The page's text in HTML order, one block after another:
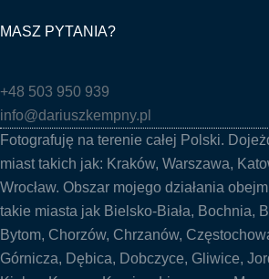
MASZ PYTANIA?
+48 503 950 939
info@dariuszkempny.pl
Fotografuję na terenie całej Polski.
miast takich jak: Kraków, Warszawa,
Wrocław. Obszar mojego działania
takie miasta jak Bielsko-Biała, Bochnia,
Bytom, Chorzów, Chrzanów,
Górnicza, Dębica, Dobczyce, Gliwice,